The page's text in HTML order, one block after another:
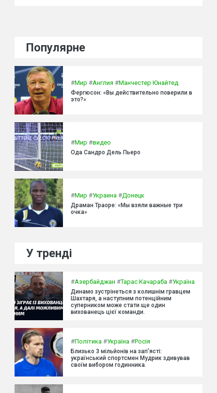
Популярне
#Мир #Англия #Манчестер Юнайтед
Фергюсон: «Вы действительно поверили в
это?»
#Мир #видео
Ода Сандро Дель Пьеро
#Мир #Украина #Донецк
Драман Траоре: «Мы взяли важные три
очка»
У тренді
#Азербайджан #Тарас Качараба #Україна
Динамо зустрінеться з колишнім гравцем
Шахтаря, а наступним потенційним
суперником може стати ще один
вихованець цієї команди.
#Політика #Україна #Росія
Близько 3 мільйонів на зап'ясті:
український спортсмен Мудрик здивував
своїм вибором годинника.